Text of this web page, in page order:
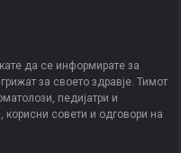
да се информирате за
за своето здравје. Тимот
педијатри и
корисни совети и одговори на